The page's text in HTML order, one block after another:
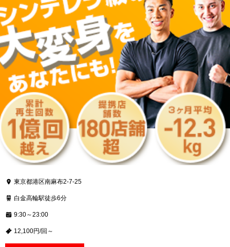
東京都港区南麻布2-7-25
白金高輪駅徒歩6分
9:30～23:00
12,100円/回～